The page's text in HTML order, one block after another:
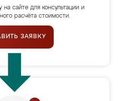
на сайте для консультации и
расчёта стоимости.
ЗАЯВКУ